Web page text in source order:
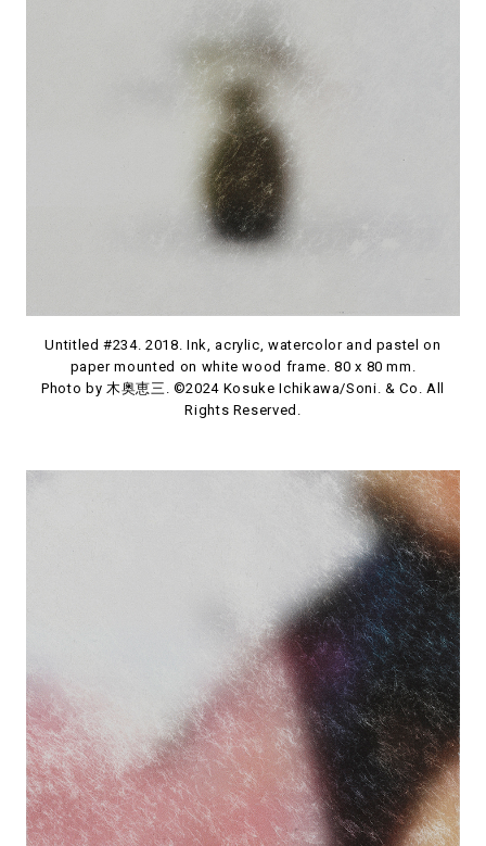
Untitled #234. 2018. Ink, acrylic, watercolor and pastel on
paper mounted on white wood frame. 80 x 80 mm.
Photo by 木奥恵三. ©2024 Kosuke Ichikawa/Soni. & Co. All
Rights Reserved.